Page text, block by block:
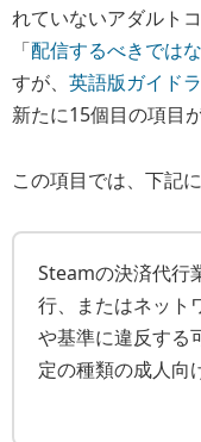
れていないアダルト
「配信するべきでは
すが、 英語版ガイド
新たに15個目の項目
この項目では、下記
Steamの決済代行
行、またはネット
や基準に違反する
定の種類の成人向